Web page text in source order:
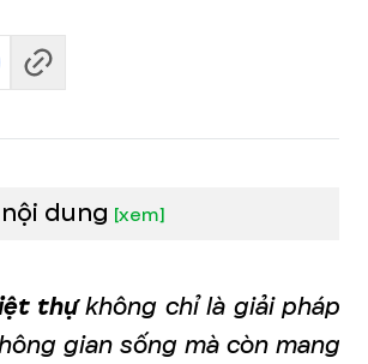
dung [xem]
thựkhông chỉ là giải pháp
gian sống mà còn mang